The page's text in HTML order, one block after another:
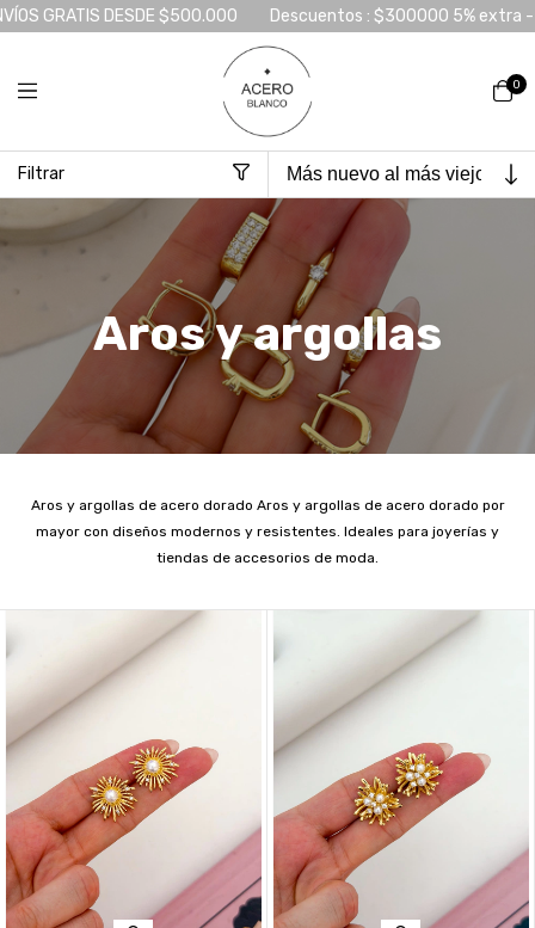
DESDE $500.000 Descuentos : $300000 5% extra - $
0
Filtrar
Inicio Acero dorado > Aros y argollas
Aros y argollas
Aros y argollas de acero dorado Aros y argollas de acero dorado por
mayor con diseños modernos y resistentes. Ideales para joyerías y
tiendas de accesorios de moda.